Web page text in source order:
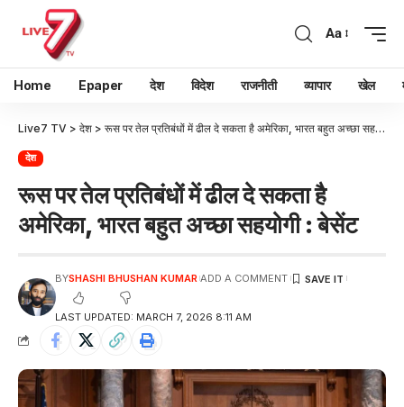
Aa
Home Epaper देश विदेश राजनीती व्यापार खेल
Live7 TV > देश > रूस पर तेल प्रतिबंधों में ढील दे सकता है अमेरिका, भारत बहुत अच्छा सहयोगी : बेसेंट
देश
रूस पर तेल प्रतिबंधों में ढील दे सकता है
अमेरिका, भारत बहुत अच्छा सहयोगी : बेसेंट
LAST UPDATED: MARCH 7, 2026 8:11 AM
BYSHASHI BHUSHAN KUMAR ADD A COMMENT